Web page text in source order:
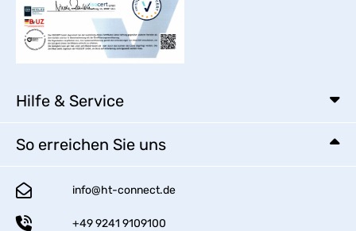
Hilfe & Service
So erreichen Sie uns
info@ht-connect.de
+49 9241 9109100